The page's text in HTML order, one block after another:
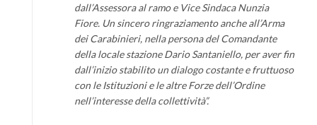
dall’Assessora al ramo e Vice Sindaca Nunzia
Fiore. Un sincero ringraziamento anche all’Arma
dei Carabinieri, nella persona del Comandante
della locale stazione Dario Santaniello, per aver fin
dall’inizio stabilito un dialogo costante e fruttuoso
con le Istituzioni e le altre Forze dell’Ordine
nell’interesse della collettività”.